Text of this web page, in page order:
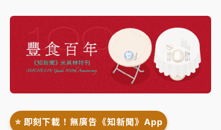
⭐️ 即刻下載！無廣告《知新聞》App